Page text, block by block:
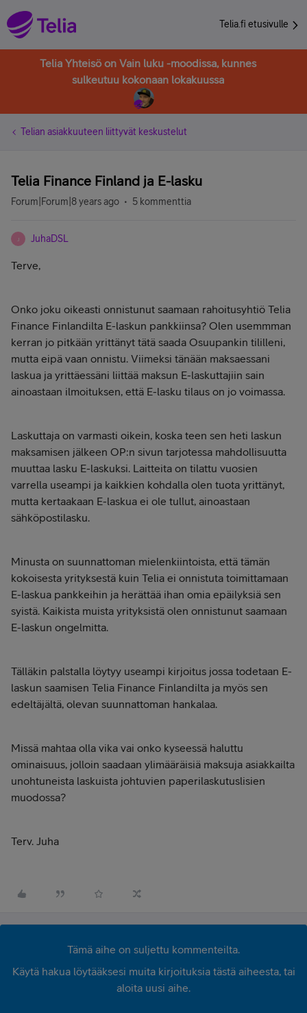
Telia.fi etusivulle
Telia Yhteisö on Vain luku -moodissa, kunnes
sulkeutuu kokonaan lokakuussa
Telian asiakkuuteen liittyvät keskustelut
Telia Finance Finland ja E-lasku
Forum|Forum|8 years ago 5 kommenttia
J JuhaDSL
Terve,
Onko joku oikeasti onnistunut saamaan rahoitusyhtiö Telia
Finance Finlandilta E-laskun pankkiinsa? Olen usemmman
kerran jo pitkään yrittänyt tätä saada Osuupankin tililleni,
mutta eipä vaan onnistu. Viimeksi tänään maksaessani
laskua ja yrittäessäni liittää maksun E-laskuttajiin sain
ainoastaan ilmoituksen, että E-lasku tilaus on jo voimassa.
Laskuttaja on varmasti oikein, koska teen sen heti laskun
maksamisen jälkeen OP:n sivun tarjotessa mahdollisuutta
muuttaa lasku E-laskuksi. Laitteita on tilattu vuosien
varrella useampi ja kaikkien kohdalla olen tuota yrittänyt,
mutta kertaakaan E-laskua ei ole tullut, ainoastaan
sähköpostilasku.
Minusta on suunnattoman mielenkiintoista, että tämän
kokoisesta yrityksestä kuin Telia ei onnistuta toimittamaan
E-laskua pankkeihin ja herättää ihan omia epäilyksiä sen
syistä. Kaikista muista yrityksistä olen onnistunut saamaan
E-laskun ongelmitta.
Tälläkin palstalla löytyy useampi kirjoitus jossa todetaan E-
laskun saamisen Telia Finance Finlandilta ja myös sen
edeltäjältä, olevan suunnattoman hankalaa.
Missä mahtaa olla vika vai onko kyseessä haluttu
ominaisuus, jolloin saadaan ylimääräisiä maksuja asiakkailta
unohtuneista laskuista johtuvien paperilaskutuslisien
muodossa?
Terv. Juha
Tämä aihe on suljettu kommenteilta.
Käytä hakua löytääksesi muita kirjoituksia tästä aiheesta, tai
aloita uusi aihe.